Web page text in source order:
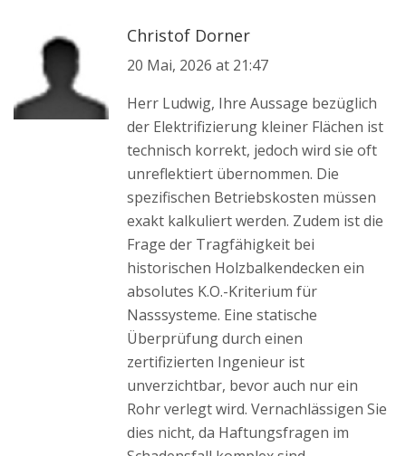
Christof Dorner
20 Mai, 2026 at 21:47
Herr Ludwig, Ihre Aussage bezüglich
der Elektrifizierung kleiner Flächen ist
technisch korrekt, jedoch wird sie oft
unreflektiert übernommen. Die
spezifischen Betriebskosten müssen
exakt kalkuliert werden. Zudem ist die
Frage der Tragfähigkeit bei
historischen Holzbalkendecken ein
absolutes K.O.-Kriterium für
Nasssysteme. Eine statische
Überprüfung durch einen
zertifizierten Ingenieur ist
unverzichtbar, bevor auch nur ein
Rohr verlegt wird. Vernachlässigen Sie
dies nicht, da Haftungsfragen im